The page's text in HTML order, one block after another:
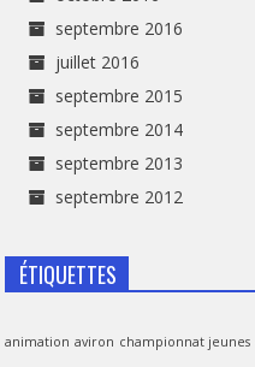
septembre 2016
juillet 2016
septembre 2015
septembre 2014
septembre 2013
septembre 2012
ÉTIQUETTES
animation aviron championnat jeunes